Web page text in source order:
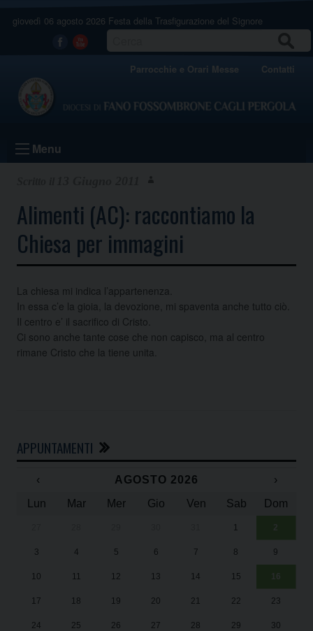
giovedì 06 agosto 2026 Festa della Trasfigurazione del Signore
Facebook
Youtube
Parrocchie e Orari Messe Contatti
Menu
Alimenti (AC): raccontiamo la
Chiesa per immagini
La chiesa mi indica l’appartenenza.
In essa c’e la gioia, la devozione, mi spaventa anche tutto ciò.
Il centro e’ il sacrifico di Cristo.
Ci sono anche tante cose che non capisco, ma al centro
rimane Cristo che la tiene unita.
APPUNTAMENTI
‹ AGOSTO 2026
›
Lun
Mar Mer Gio Ven Sab Dom
1 2
3 4 5 6 7 8 9
10 11 12 13 14 15 16
17 18 19 20 21 22 23
24 25 26 27 28 29 30